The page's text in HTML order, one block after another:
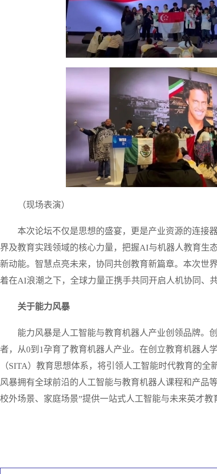
（现场表演）
本次论坛不仅是思想的盛宴，更是产业资源的连接
界及教育实践领域的核心力量，把握AI与机器人教育生
新动能。智慧点亮未来，协同共创教育新篇章。本次世
着在AI浪潮之下，全球力量正携手共同开启人机协同、
关于能力风暴
能力风暴是人工智能与教育机器人产业创领品牌。
者，从0到1孕育了教育机器人产业。在创立教育机器人
（SITA）教育思想体系，将引领人工智能时代教育的
风暴拥有全球前沿的人工智能与教育机器人课程和产品
校外场景、家庭场景”提供一站式人工智能与未来英才教